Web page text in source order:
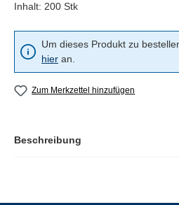
Inhalt: 200 Stk
Um dieses Produkt zu
hier an.
Zum Merkzettel hinzufügen
Beschreibung